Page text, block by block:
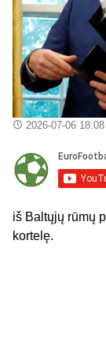
2026-07-06 18:08
iš Baltųjų rūmų
kortelę.